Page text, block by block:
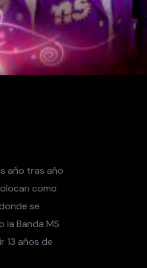
año tras año
como
se
la Banda MS
13 años de